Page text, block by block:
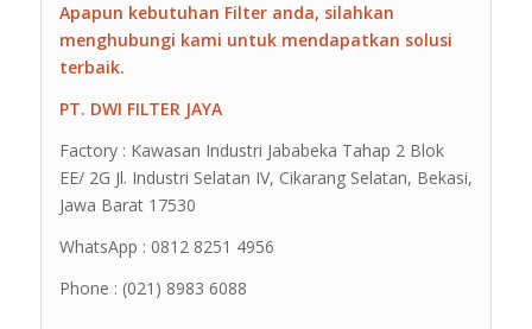
Apapun kebutuhan Filter anda, silahkan
menghubungi kami untuk mendapatkan solusi
terbaik.
PT. DWI FILTER JAYA
Factory : Kawasan Industri Jababeka Tahap 2 Blok
EE/ 2G Jl. Industri Selatan IV, Cikarang Selatan, Bekasi,
Jawa Barat 17530
WhatsApp : 0812 8251 4956
Phone : (021) 8983 6088